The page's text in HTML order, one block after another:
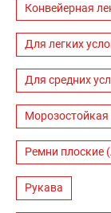
Конвейерная
Для легких
Для средних
Морозостойкая
Ремни плоские
Рукава